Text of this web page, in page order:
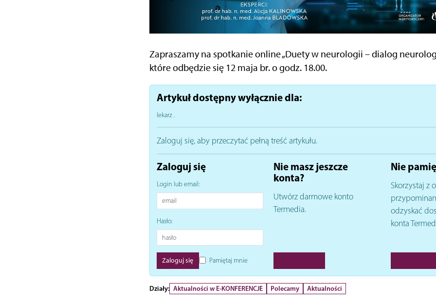
Zapraszamy na spotkanie online „Duety w neurologii – dialog
które odbędzie się 12 maja br. o godz. 18.00.
Artykuł dostępny wyłącznie dla:
lekarz.
Zaloguj się, aby przeczytać pełną treść artykułu.
Zaloguj się
Login lub email:
Hasło:
Pamiętaj mnie
Nie masz jeszcze
konta?
Utwórz darmowe konto
Termedia.
Nie
Skorzystaj z
odzyskać
konta
Działy: Aktualności w E-KONFERENCJE Polecamy Aktualności